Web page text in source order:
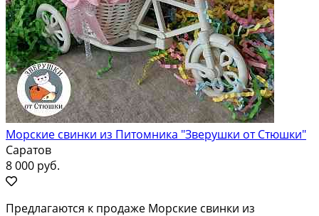
Морские свинки из Питомника "Зверушки от Стюшки"
Саратов
8 000 руб.
Предлагаются к продаже Морские свинки из